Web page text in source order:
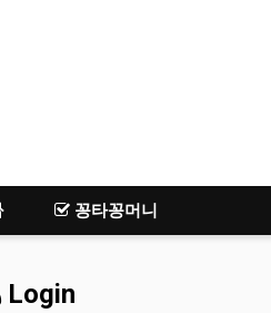
꽁타꽁머니
Login